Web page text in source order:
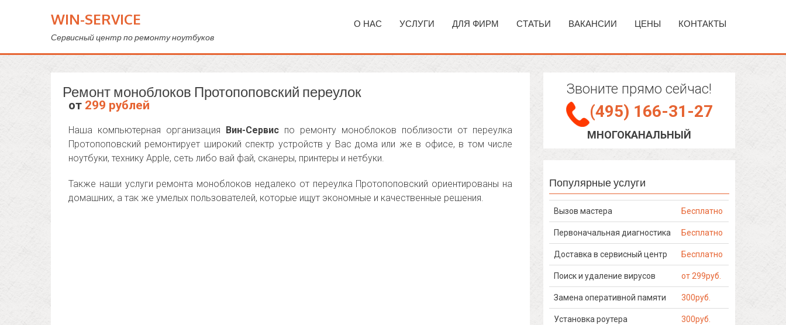
WIN-SERVICE
Сервисный центр по ремонту ноутбуков
О НАС УСЛУГИ ДЛЯ ФИРМ СТАТЬИ ВАКАНСИИ ЦЕНЫ КОНТАКТЫ
Ремонт моноблоков Протопоповский переулок
от 299 рублей
Наша компьютерная организация Вин-Сервис по ремонту моноблоков поблизости от переулка
Протопоповский ремонтирует широкий спектр устройств у Вас дома или же в офисе, в том числе
ноутбуки, технику Apple, сеть либо вай фай, сканеры, принтеры и нетбуки.
Также наши услуги ремонта моноблоков недалеко от переулка Протопоповский ориентированы на
домашних, а так же умелых пользователей, которые ищут экономные и качественные решения.
Звоните прямо сейчас!
(495) 166-31-27
МНОГОКАНАЛЬНЫЙ
Популярные услуги
Вызов мастера Бесплатно
Первоначальная диагностика Бесплатно
Доставка в сервисный центр Бесплатно
Поиск и удаление вирусов от 299руб.
Замена оперативной памяти 300руб.
Установка роутера 300руб.